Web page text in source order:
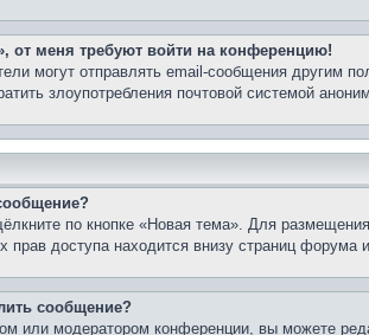
от меня требуют войти на конференцию!
могут отправлять email-сообщения
злоупотребления почтовой системой
по кнопке «Новая тема». Для
прав доступа находится внизу страниц
сообщение?
или модератором конференции, вы можете